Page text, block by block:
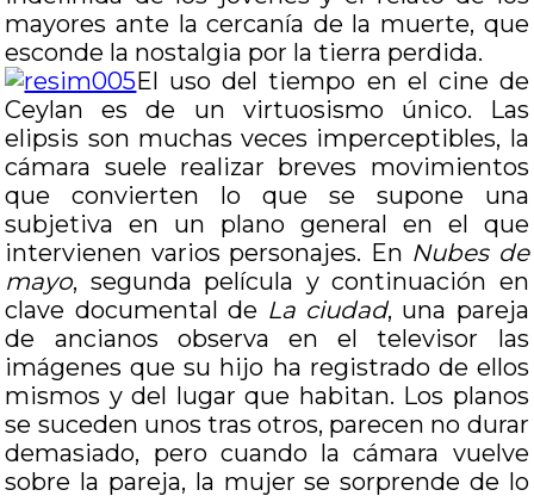
mayores ante la cercanía de la muerte, que
esconde la nostalgia por la tierra perdida.
El uso del tiempo en el cine de
Ceylan es de un virtuosismo único. Las
elipsis son muchas veces imperceptibles, la
cámara suele realizar breves movimientos
que convierten lo que se supone una
subjetiva en un plano general en el que
intervienen varios personajes. En Nubes de
mayo, segunda película y continuación en
clave documental de La ciudad, una pareja
de ancianos observa en el televisor las
imágenes que su hijo ha registrado de ellos
mismos y del lugar que habitan. Los planos
se suceden unos tras otros, parecen no durar
demasiado, pero cuando la cámara vuelve
sobre la pareja, la mujer se sorprende de lo